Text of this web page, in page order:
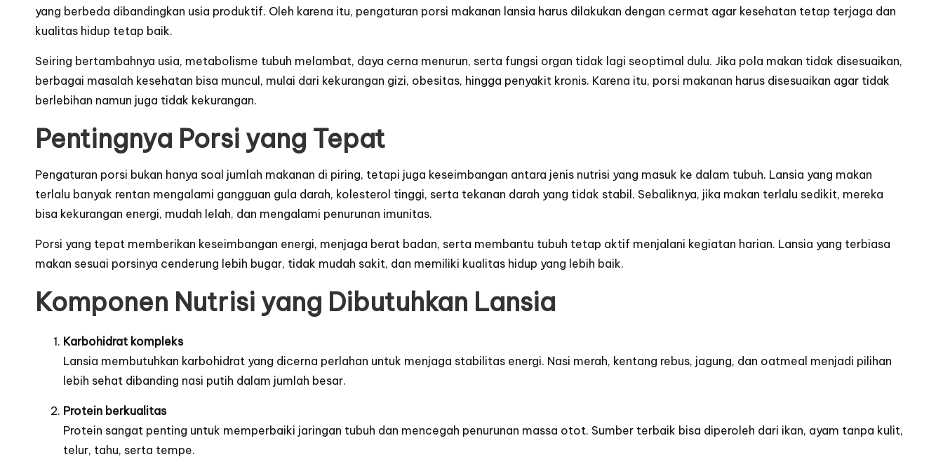
yang berbeda dibandingkan usia produktif. Oleh karena itu, pengaturan porsi makanan lansia harus dilakukan dengan cermat agar kesehatan tetap terjaga dan
kualitas hidup tetap baik.
Seiring bertambahnya usia, metabolisme tubuh melambat, daya cerna menurun, serta fungsi organ tidak lagi seoptimal dulu. Jika pola makan tidak disesuaikan,
berbagai masalah kesehatan bisa muncul, mulai dari kekurangan gizi, obesitas, hingga penyakit kronis. Karena itu, porsi makanan harus disesuaikan agar tidak
berlebihan namun juga tidak kekurangan.
Pentingnya Porsi yang Tepat
Pengaturan porsi bukan hanya soal jumlah makanan di piring, tetapi juga keseimbangan antara jenis nutrisi yang masuk ke dalam tubuh. Lansia yang makan
terlalu banyak rentan mengalami gangguan gula darah, kolesterol tinggi, serta tekanan darah yang tidak stabil. Sebaliknya, jika makan terlalu sedikit, mereka
bisa kekurangan energi, mudah lelah, dan mengalami penurunan imunitas.
Porsi yang tepat memberikan keseimbangan energi, menjaga berat badan, serta membantu tubuh tetap aktif menjalani kegiatan harian. Lansia yang terbiasa
makan sesuai porsinya cenderung lebih bugar, tidak mudah sakit, dan memiliki kualitas hidup yang lebih baik.
Komponen Nutrisi yang Dibutuhkan Lansia
Karbohidrat kompleks
Lansia membutuhkan karbohidrat yang dicerna perlahan untuk menjaga stabilitas energi. Nasi merah, kentang rebus, jagung, dan oatmeal menjadi pilihan
lebih sehat dibanding nasi putih dalam jumlah besar.
Protein berkualitas
Protein sangat penting untuk memperbaiki jaringan tubuh dan mencegah penurunan massa otot. Sumber terbaik bisa diperoleh dari ikan, ayam tanpa kulit,
telur, tahu, serta tempe.